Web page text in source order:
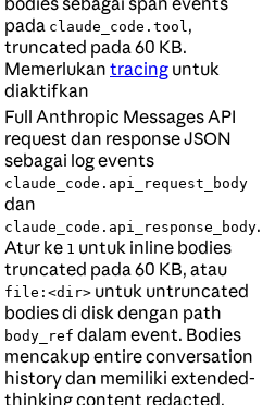
pada claude_code.tool,
truncated pada 60 KB.
Memerlukan tracing untuk
diaktifkan
Full Anthropic Messages API
request dan response JSON
sebagai log events
claude_code.api_request_body
dan
claude_code.api_response_body.
Atur ke 1 untuk inline bodies
truncated pada 60 KB, atau
file:<dir> untuk untruncated
bodies di disk dengan path
body_ref dalam event. Bodies
mencakup entire conversation
history dan memiliki extended-
thinking content redacted.